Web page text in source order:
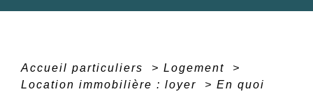
Accueil particuliers > Logement
>
Location immobilière : loyer
> En quoi